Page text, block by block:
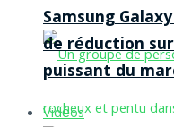
Samsung
de réduction
puissant du
Vidéos